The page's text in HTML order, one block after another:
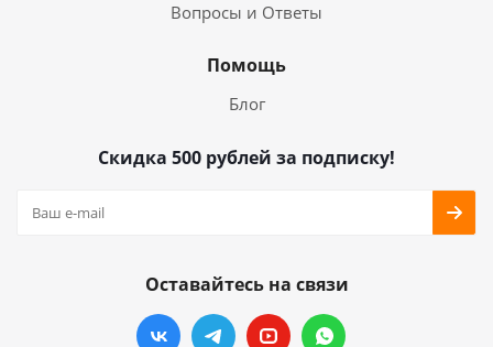
Вопросы и Ответы
Помощь
Блог
Скидка 500 рублей за подписку!
Оставайтесь на связи